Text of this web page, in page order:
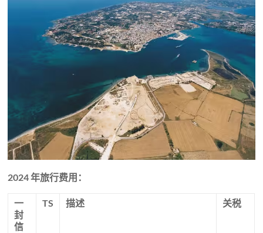
2024 年旅行费用：
一
封
信
TS 描述 关税